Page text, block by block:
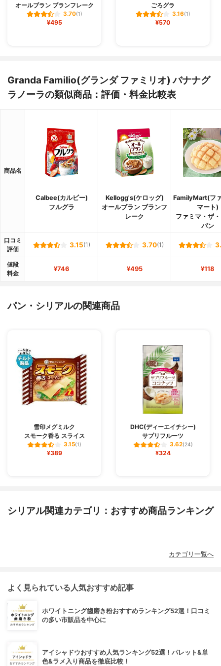
オールブラン ブランフレーク
3.70(1)
¥495
ごろグラ
3.16(1)
¥570
Granda Familio(グランダ ファミリオ) バナナグ
ラノーラの類似商品：評価・料金比較表
商品名
Calbee(カルビー)
フルグラ
Kellogg's(ケロッグ)
オールブラン ブランフ
レーク
FamilyMart(フ
マート)
ファミマ・ザ
パン
口コミ
評価
3.15(1) 3.70(1)
値段
料金
¥746 ¥495 ¥118
パン・シリアルの関連商品
雪印メグミルク
スモーク香る スライス
3.15(1)
¥389
DHC(ディーエイチシー)
サプリフルーツ
3.62(24)
¥324
シリアル関連カテゴリ：おすすめ商品ランキング
カテゴリ一覧へ
よく見られている人気おすすめ記事
ホワイトニング歯磨き粉おすすめランキング52選！口コミ
の多い市販品を中心に
アイシャドウおすすめ人気ランキング52選！パレット&単
色&ラメ入り商品を徹底比較！